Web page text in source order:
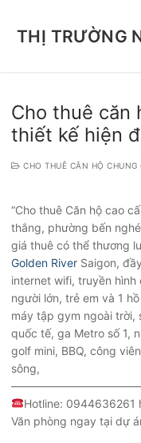
THỊ TRƯỜNG
Cho thuê căn
thiết kế hiện
CHO THUÊ CĂN HỘ
“Cho thuê Căn hộ cao
thắng, phường bến
giá thuê có thể thương
Golden River Saigon,
internet wifi, truyền
người lớn, trẻ em và 1
máy tập gym ngoài trời,
quốc tế, ga Metro số 1,
golf mini, BBQ, công
sông,
Hotline: 0944636261
Văn phòng ngay tại dự